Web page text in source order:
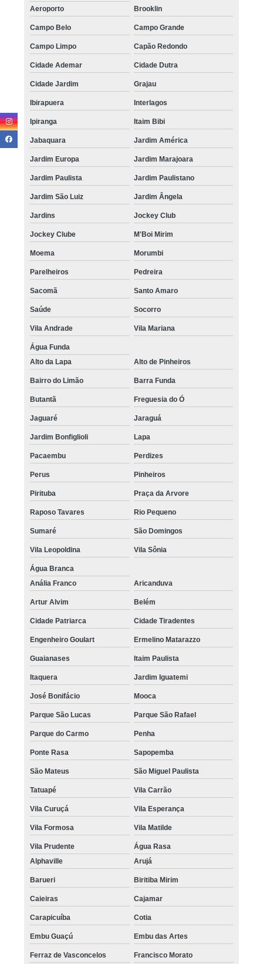
Aeroporto Brooklin
Campo Belo Campo Grande
Campo Limpo Capão Redondo
Cidade Ademar Cidade Dutra
Cidade Jardim Grajau
Ibirapuera Interlagos
Ipiranga Itaim Bibi
Jabaquara Jardim América
Jardim Europa Jardim Marajoara
Jardim Paulista Jardim Paulistano
Jardim São Luiz Jardim Ângela
Jardins Jockey Club
Jockey Clube M'Boi Mirim
Moema Morumbi
Parelheiros Pedreira
Sacomã Santo Amaro
Saúde Socorro
Vila Andrade Vila Mariana
Água Funda
Alto da Lapa
Alto de Pinheiros
Bairro do Limão Barra Funda
Butantã Freguesia do Ó
Jaguaré Jaraguá
Jardim Bonfiglioli Lapa
Pacaembu Perdizes
Perus Pinheiros
Pirituba Praça da Arvore
Raposo Tavares Rio Pequeno
Sumaré São Domingos
Vila Leopoldina Vila Sônia
Água Branca
Anália Franco
Aricanduva
Artur Alvim Belém
Cidade Patriarca Cidade Tiradentes
Engenheiro Goulart Ermelino Matarazzo
Guaianases Itaim Paulista
Itaquera Jardim Iguatemi
José Bonifácio Mooca
Parque São Lucas Parque São Rafael
Parque do Carmo Penha
Ponte Rasa Sapopemba
São Mateus São Miguel Paulista
Tatuapé Vila Carrão
Vila Curuçá Vila Esperança
Vila Formosa Vila Matilde
Vila Prudente
Água Rasa
Alphaville
Arujá
Barueri Biritiba Mirim
Caieiras Cajamar
Carapicuíba Cotia
Embu Guaçú Embu das Artes
Ferraz de Vasconcelos Francisco Morato